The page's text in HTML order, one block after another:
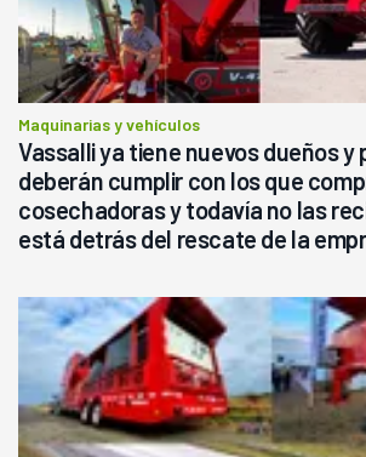
Maquinarias y vehículos
Vassalli ya tiene nuevos dueños y
deberán cumplir con los que
cosechadoras y todavía no las
está detrás del rescate de la